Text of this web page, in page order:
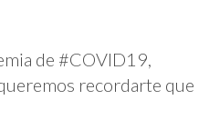
de #COVID19,
recordarte que